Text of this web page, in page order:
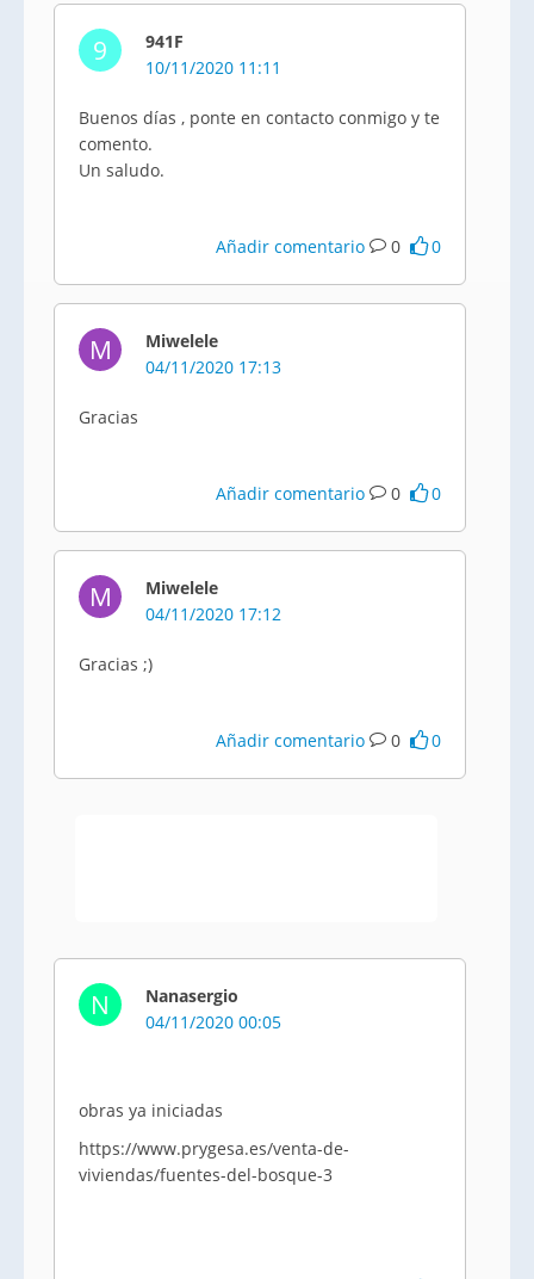
9
941F
10/11/2020 11:11
Buenos días , ponte en contacto conmigo y te
comento.
Un saludo.
Añadir comentario 0 0
M
Miwelele
04/11/2020 17:13
Gracias
Añadir comentario 0 0
M
Miwelele
04/11/2020 17:12
Gracias ;)
Añadir comentario 0 0
N
Nanasergio
04/11/2020 00:05
obras ya iniciadas
https://www.prygesa.es/venta-de-
viviendas/fuentes-del-bosque-3